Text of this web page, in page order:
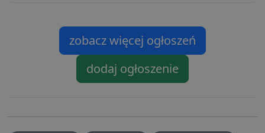
zobacz więcej ogłoszeń
dodaj ogłoszenie